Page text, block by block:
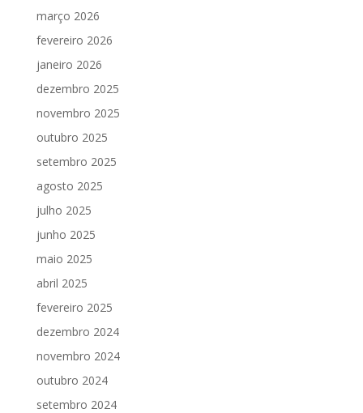
março 2026
fevereiro 2026
janeiro 2026
dezembro 2025
novembro 2025
outubro 2025
setembro 2025
agosto 2025
julho 2025
junho 2025
maio 2025
abril 2025
fevereiro 2025
dezembro 2024
novembro 2024
outubro 2024
setembro 2024